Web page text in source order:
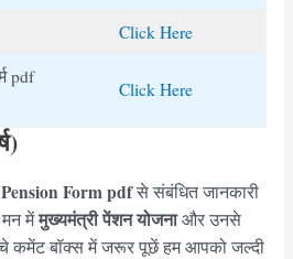
Click Here
pdf
Click Here
Form pdfसे संबंधित जानकारी
मन मेंमुख्यमंत्री पेंशन योजनाऔर उनसे
कमेंट बॉक्स में जरूर पूछें हम आपको जल्दी